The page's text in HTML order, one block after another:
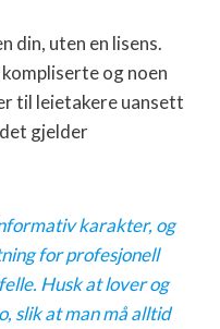
din, uten en lisens.
og noen
til leietakere uansett
gjelder
karakter, og
for profesjonell
Husk at lover og
slik at man må alltid